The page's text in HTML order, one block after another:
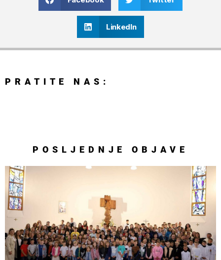
LinkedIn
PRATITE NAS:
POSLJEDNJE OBJAVE